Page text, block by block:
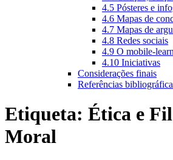
4.5 Pósteres e
4.6 Mapas de
4.7 Mapas de
4.8 Redes sociais
4.9 O mobile-
4.10 Iniciativas
Considerações finais
Referências
Etiqueta: Ética e
Moral